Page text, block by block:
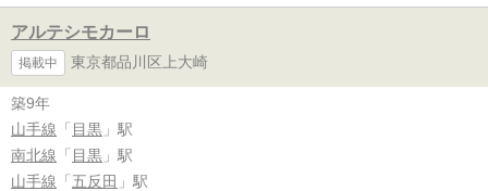
アルテシモカーロ
掲載中 東京都品川区上大崎
築9年
山手線 「 目黒 」駅
南北線 「 目黒 」駅
山手線 「 五反田 」駅